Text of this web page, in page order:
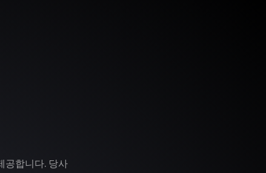
공합니다. 당사